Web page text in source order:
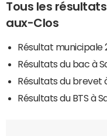
Tous les
aux-Clos
Résultat municipale
Résultats du bac à
Résultats du brevet
Résultats du BTS à